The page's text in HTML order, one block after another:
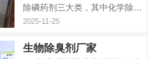
除磷药剂三大类，其中化学除磷
药剂应用最广泛，生物药剂多用
效与环保，具体选型需结合水质
2025-11-25
生物除臭剂厂家